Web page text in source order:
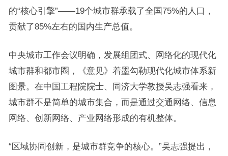
的“核心引擎”——19个城市群承载了全国75%的人口，
贡献了85%左右的国内生产总值。
中央城市工作会议明确，发展组团式、网络化的现代化
城市群和都市圈，《意见》着墨勾勒现代化城市体系新
图景。在中国工程院院士、同济大学教授吴志强看来，
城市群不是简单的城市集合，而是通过交通网络、信息
网络、创新网络、产业网络形成的有机整体。
“区域协同创新，是城市群竞争的核心。”吴志强提出，